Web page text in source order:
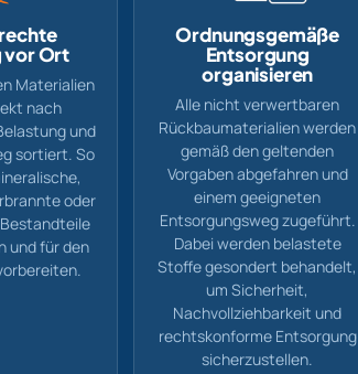
vor Ort
Materialien
nach
und
sortiert. So
oder
und für den
Ordnungsgemäße
Entsorgung
organisieren
Alle nicht verwertbaren
Rückbaumaterialien werden
gemäß den geltenden
Vorgaben abgefahren und
einem geeigneten
Entsorgungsweg zugeführt.
Dabei werden belastete
Stoffe gesondert behandelt,
um Sicherheit,
Nachvollziehbarkeit und
rechtskonforme Entsorgung
sicherzustellen.